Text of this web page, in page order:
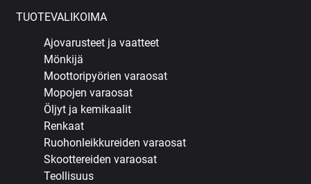
TUOTEVALIKOIMA
Ajovarusteet ja vaatteet
Mönkijä
Moottoripyörien varaosat
Mopojen varaosat
Öljyt ja kemikaalit
Renkaat
Ruohonleikkureiden varaosat
Skoottereiden varaosat
Teollisuus